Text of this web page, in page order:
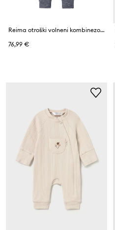
Reima otroški volneni kombinezon Parvin
76,99 €